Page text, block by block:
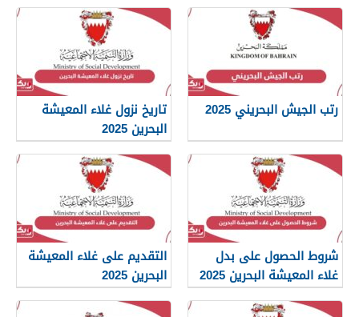
رتب الجيش البحريني 2025
تاريخ نزول غلاء المعيشة
البحرين 2025
شروط الحصول على بدل
غلاء المعيشة البحرين 2025
التقديم على غلاء المعيشة
البحرين 2025